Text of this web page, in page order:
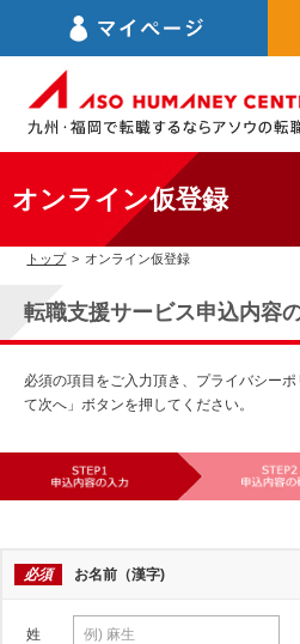
オンライン仮登録
トップ > オンライン仮登録
転職支援サービス申込内容
必須の項目をご入力頂き、プライバシー
て次へ」ボタンを押してください。
必須 お名前（漢字)
姓